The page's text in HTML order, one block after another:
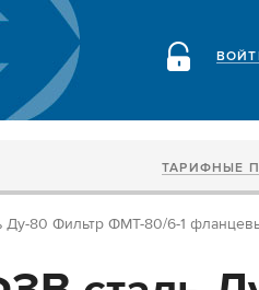
ТАРИФНЫЕ
Ду-80 Фильтр ФМТ-80/6-1